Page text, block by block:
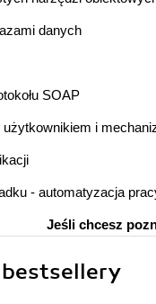
danych
SOAP
użytkownikiem i
- automatyzacja
Jeśli chcesz